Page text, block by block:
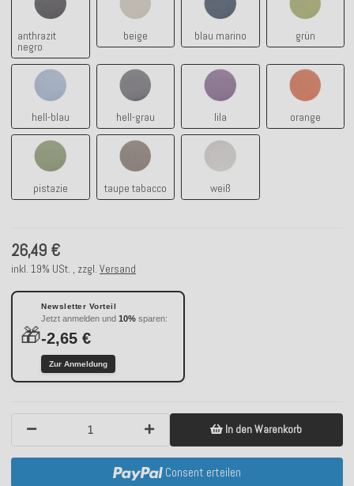
anthrazit
negro
beige blau marino grün
hell-blau
hell-blau
hell-grau
hell-grau
lila
lila
orange
orange
pistazie
pistazie
taupe tabacco
taupe tabacco
weiß
weiß
26,49 €
inkl. 19% USt. , zzgl. Versand
🎁
Newsletter Vorteil
Jetzt anmelden und 10% sparen:
-2,65 €
Zur Anmeldung
In den Warenkorb
Consent erteilen